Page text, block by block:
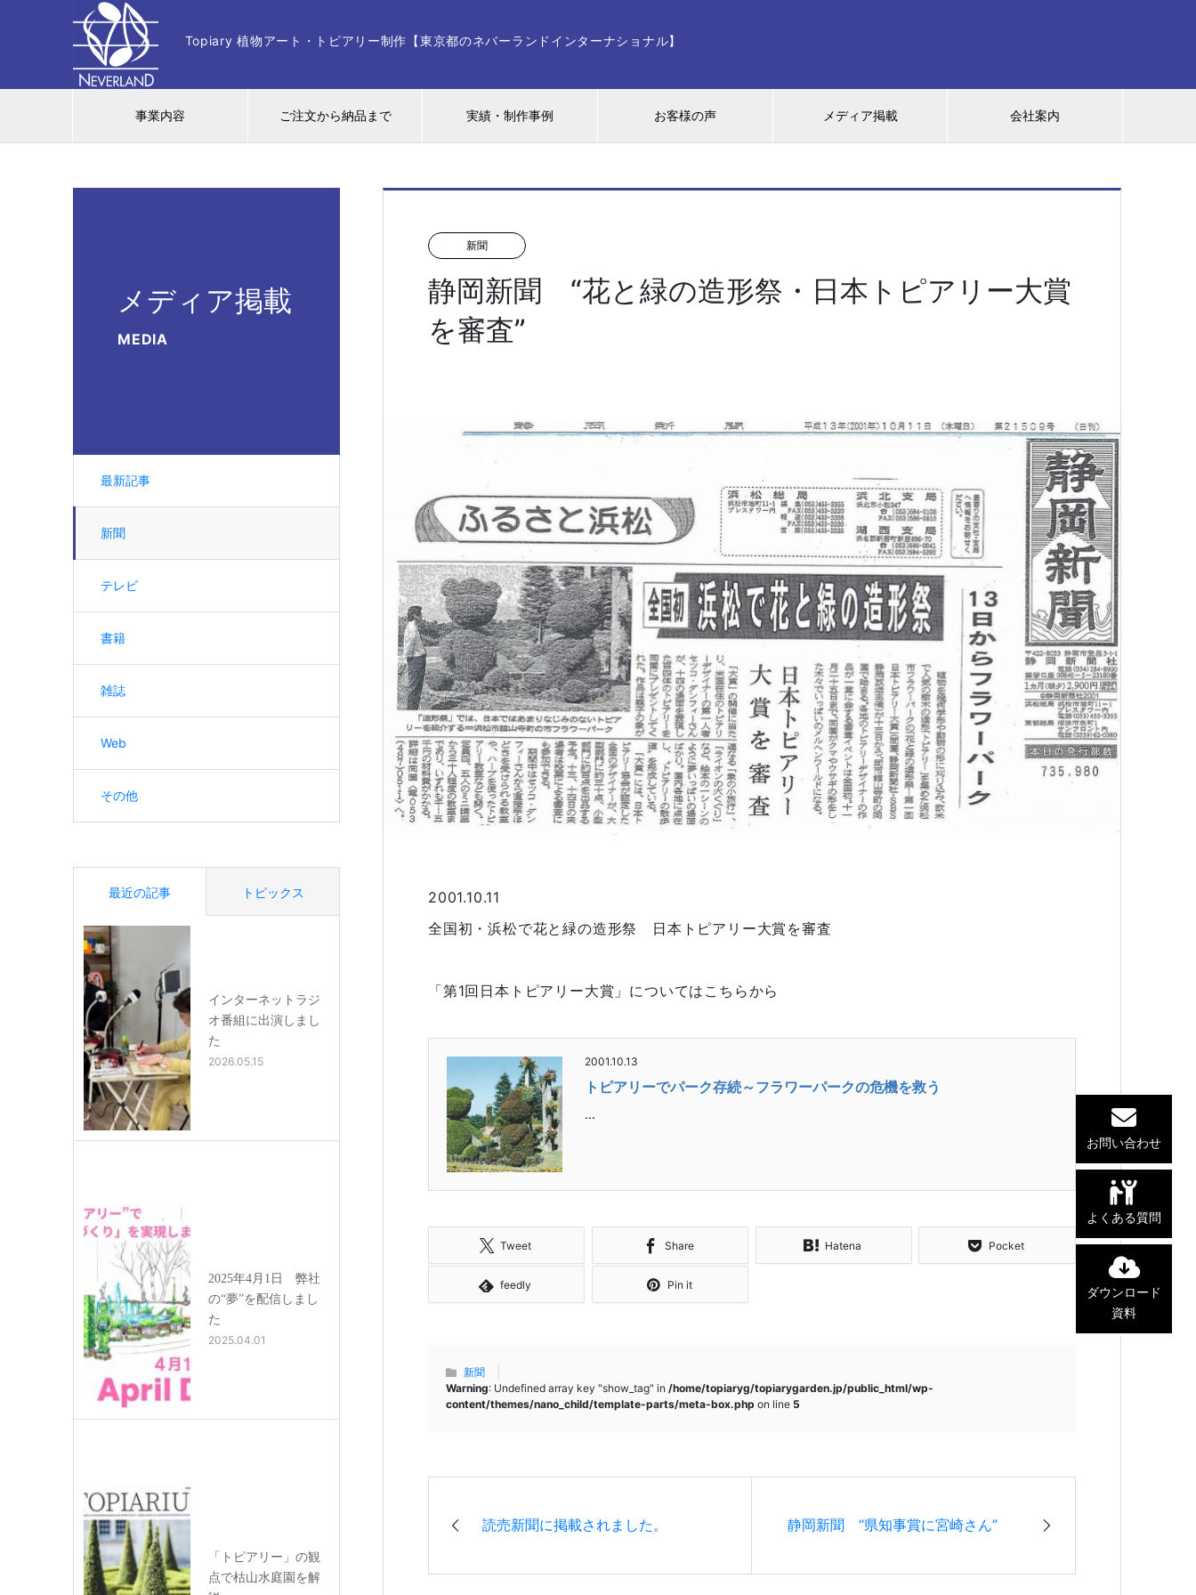
Topiary 植物アート・トピアリー制作【東京都のネバーランドインターナショナル】
事業内容 ご注文から納品まで 実績・制作事例 お客様の声 メディア掲載 会社案内
メディア掲載
MEDIA
最新記事
新聞
テレビ
書籍
雑誌
Web
その他
新聞
静岡新聞 “花と緑の造形祭・日本トピアリー大賞
を審査”
2001.10.11
全国初・浜松で花と緑の造形祭 日本トピアリー大賞を審査
「第1回日本トピアリー大賞」についてはこちらから
2001.10.13
トピアリーでパーク存続～フラワーパークの危機を救う
...
Tweet Share Hatena Pocket
feedly Pin it
新聞
Warning: Undefined array key "show_tag" in /home/topiaryg/topiarygarden.jp/public_html/wp-
content/themes/nano_child/template-parts/meta-box.php on line 5
読売新聞に掲載されました。 静岡新聞 “県知事賞に宮崎さん”
最近の記事 トピックス
インターネットラジ
オ番組に出演しまし
た
2026.05.15
2025年4月1日 弊社
の“夢”を配信しまし
た
2025.04.01
「トピアリー」の観
点で枯山水庭園を解
お問い合わせ
よくある質問
ダウンロード
資料